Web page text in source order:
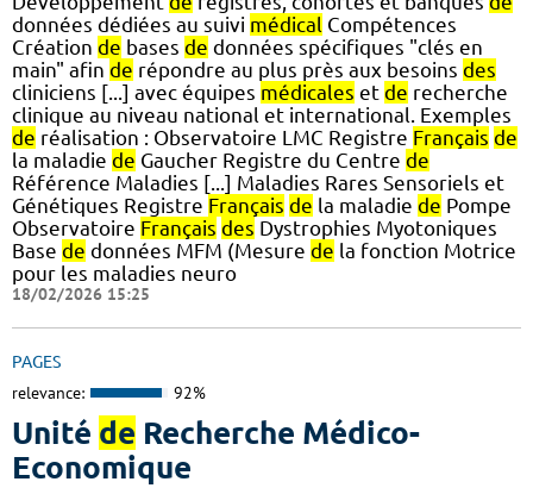
données dédiées au suivi médical Compétences
Création de bases de données spécifiques "clés en
main" afin de répondre au plus près aux besoins des
cliniciens [...] avec équipes médicales et de recherche
clinique au niveau national et international. Exemples
de réalisation : Observatoire LMC Registre Français de
la maladie de Gaucher Registre du Centre de
Référence Maladies [...] Maladies Rares Sensoriels et
Génétiques Registre Français de la maladie de Pompe
Observatoire Français des Dystrophies Myotoniques
Base de données MFM (Mesure de la fonction Motrice
pour les maladies neuro
18/02/2026 15:25
PAGES
relevance: 92%
Unité de Recherche Médico-
Economique